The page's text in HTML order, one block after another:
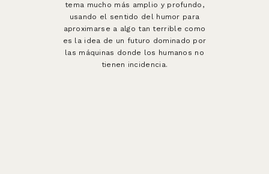
tema mucho más amplio y profundo,
usando el sentido del humor para
aproximarse a algo tan terrible como
es la idea de un futuro dominado por
las máquinas donde los humanos no
tienen incidencia.